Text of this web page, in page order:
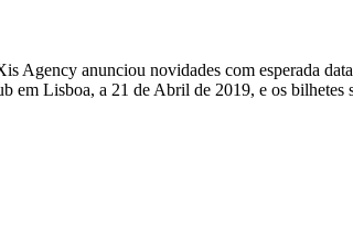
Agency anunciou novidades com esperada
Lisboa, a 21 de Abril de 2019, e os bilhetes